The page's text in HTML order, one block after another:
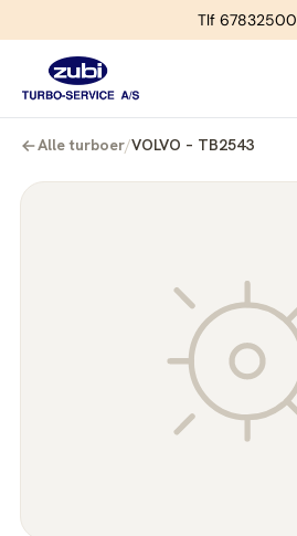
Tlf 67832500
Alle turboer/VOLVO – TB2543